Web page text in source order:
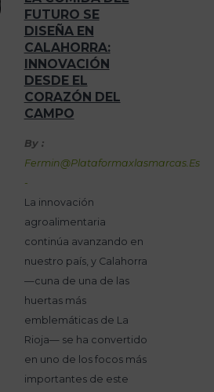
FUTURO SE
DISEÑA EN
CALAHORRA:
INNOVACIÓN
DESDE EL
CORAZÓN DEL
CAMPO
By :
Fermin@plataformaxlasmarcas.es
-
La innovación
agroalimentaria
continúa avanzando en
nuestro país, y Calahorra
—cuna de una de las
huertas más
emblemáticas de La
Rioja— se ha convertido
en uno de los focos más
importantes de este